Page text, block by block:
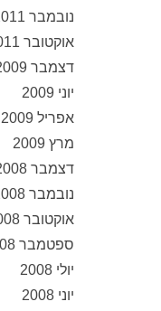
נובמבר 2011
אוקטובר 2011
דצמבר 2009
יוני 2009
אפריל 2009
מרץ 2009
דצמבר 2008
נובמבר 2008
אוקטובר 2008
ספטמבר 2008
יולי 2008
יוני 2008